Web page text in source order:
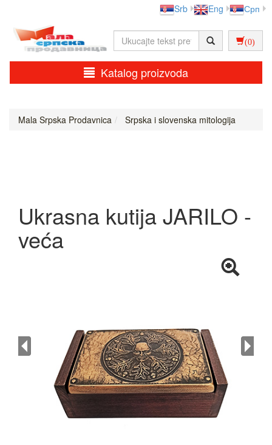
Srb Eng Срп
(0)
Katalog proizvoda
Mala Srpska Prodavnica Srpska i slovenska mitologija
Ukrasna kutija JARILO -
veća